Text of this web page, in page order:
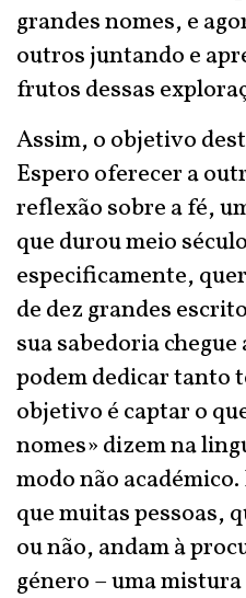
grandes nomes, e
outros juntando e
frutos dessas
Assim, o objetivo
Espero oferecer a
reflexão sobre a fé,
que durou meio
especificamente,
de dez grandes
sua sabedoria chegue
podem dedicar tanto
objetivo é captar o
nomes» dizem na
modo não
que muitas pessoas,
ou não, andam à
género – uma